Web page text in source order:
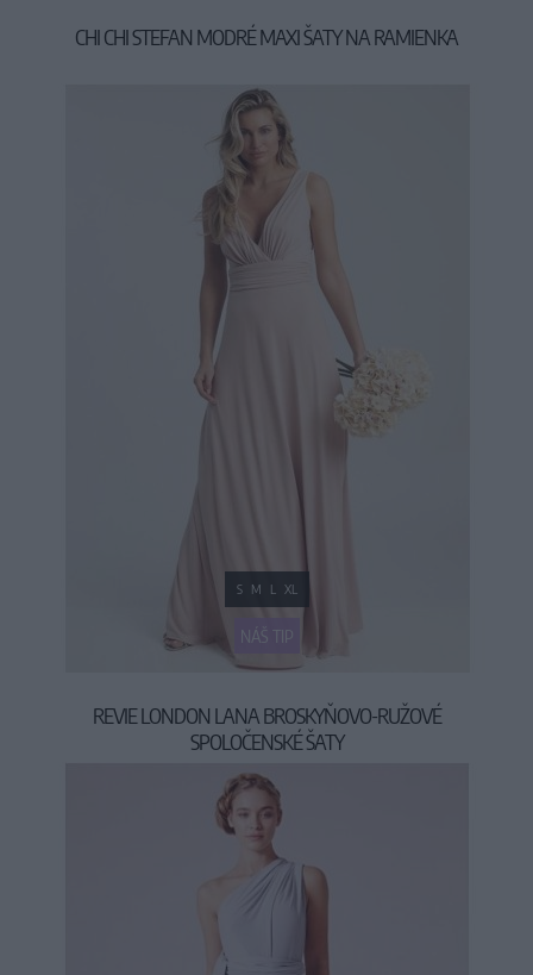
CHI CHI STEFAN MODRÉ MAXI ŠATY NA RAMIENKA
94,90 €54,90 €
NÁŠ TIP
S M L XL
REVIE LONDON LANA BROSKYŇOVO-RUŽOVÉ
SPOLOČENSKÉ ŠATY
69,90 €